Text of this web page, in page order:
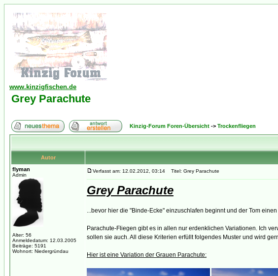
www.kinzigfischen.de
Grey Parachute
Kinzig-Forum Foren-Übersicht -> Trockenfliegen
Autor
flyman
Admin
Alter: 56
Anmeldedatum: 12.03.2005
Beiträge: 5191
Wohnort: Niedergründau
Verfasst am: 12.02.2012, 03:14 Titel: Grey Parachute
Grey Parachute
...bevor hier die "Binde-Ecke" einzuschlafen beginnt und der Tom
Parachute-Fliegen gibt es in allen nur erdenklichen Variationen. Ich
sollen sie auch. All diese Kriterien erfüllt folgendes Muster und wird
Hier ist eine Variation der Grauen Parachute: